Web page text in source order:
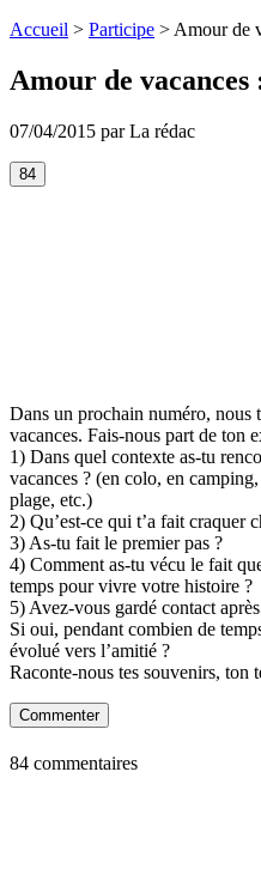
Accueil > Participe > Amour de
Amour de vacances
07/04/2015 par La rédac
84
Dans un prochain numéro, nous
vacances. Fais-nous part de ton
1) Dans quel contexte as-tu
vacances ? (en colo, en
plage, etc.)
2) Qu’est-ce qui t’a fait craquer
3) As-tu fait le premier pas ?
4) Comment as-tu vécu le fait
temps pour vivre votre histoire ?
5) Avez-vous gardé contact
Si oui, pendant combien de
évolué vers l’amitié ?
Raconte-nous tes souvenirs, ton
Commenter
84 commentaires